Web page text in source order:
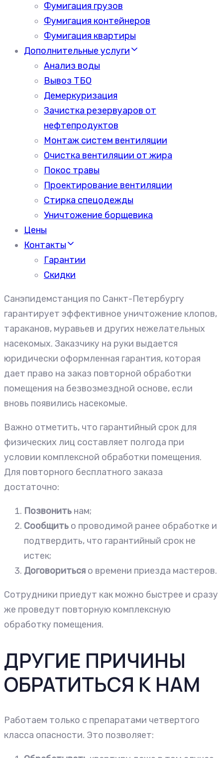
Фумигация грузов
Фумигация контейнеров
Фумигация квартиры
Дополнительные услуги
Анализ воды
Вывоз ТБО
Демеркуризация
Зачистка резервуаров от
нефтепродуктов
Монтаж систем вентиляции
Очистка вентиляции от жира
Покос травы
Проектирование вентиляции
Стирка спецодежды
Уничтожение борщевика
Цены
Контакты
Гарантии
Скидки
Санэпидемстанция по Санкт-Петербургу
гарантирует эффективное уничтожение клопов,
тараканов, муравьев и других нежелательных
насекомых. Заказчику на руки выдается
юридически оформленная гарантия, которая
дает право на заказ повторной обработки
помещения на безвозмездной основе, если
вновь появились насекомые.
Важно отметить, что гарантийный срок для
физических лиц составляет полгода при
условии комплексной обработки помещения.
Для повторного бесплатного заказа
достаточно:
Позвонить нам;
Сообщить о проводимой ранее обработке и
подтвердить, что гарантийный срок не
истек;
Договориться о времени приезда мастеров.
Сотрудники приедут как можно быстрее и сразу
же проведут повторную комплексную
обработку помещения.
ДРУГИЕ ПРИЧИНЫ
ОБРАТИТЬСЯ К НАМ
Работаем только с препаратами четвертого
класса опасности. Это позволяет: